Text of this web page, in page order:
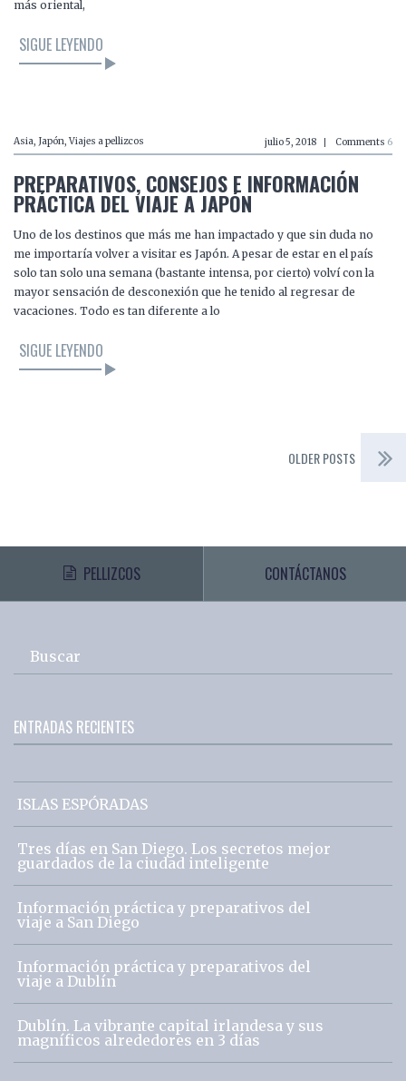
más oriental,
SIGUE LEYENDO
Asia, Japón, Viajes a pellizcos julio 5, 2018 Comments 6
PREPARATIVOS, CONSEJOS E INFORMACIÓN
PRÁCTICA DEL VIAJE A JAPÓN
Uno de los destinos que más me han impactado y que sin duda no
me importaría volver a visitar es Japón. A pesar de estar en el país
solo tan solo una semana (bastante intensa, por cierto) volví con la
mayor sensación de desconexión que he tenido al regresar de
vacaciones. Todo es tan diferente a lo
SIGUE LEYENDO
OLDER POSTS
PELLIZCOS CONTÁCTANOS
Buscar
ENTRADAS RECIENTES
ISLAS ESPÓRADAS
Tres días en San Diego. Los secretos mejor
guardados de la ciudad inteligente
Información práctica y preparativos del
viaje a San Diego
Información práctica y preparativos del
viaje a Dublín
Dublín. La vibrante capital irlandesa y sus
magníficos alrededores en 3 días